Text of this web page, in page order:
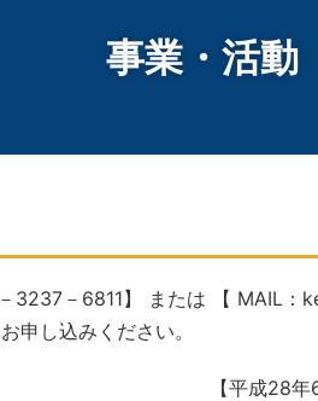
事業・活動
3237－6811】 または 【 MAIL：
申し込みください。
【平成28